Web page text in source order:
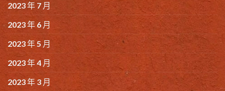
2023 年 7 月
2023 年 6 月
2023 年 5 月
2023 年 4 月
2023 年 3 月